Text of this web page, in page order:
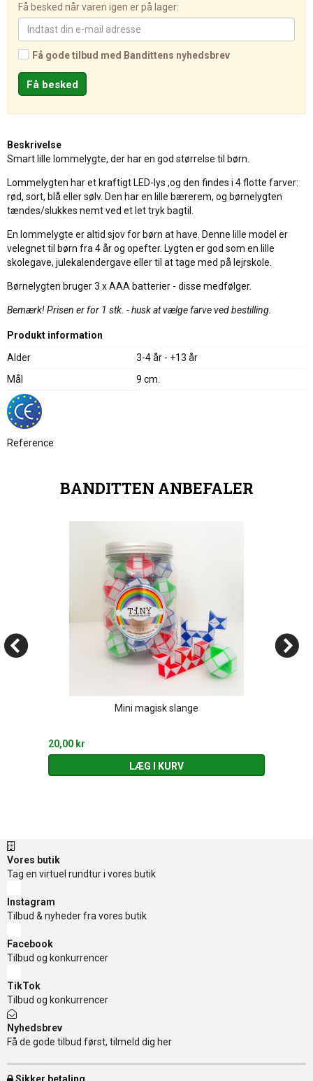
Få besked når varen igen er på lager:
Få gode tilbud med Bandittens nyhedsbrev
Beskrivelse
Smart lille lommelygte, der har en god størrelse til børn.
Lommelygten har et kraftigt LED-lys ,og den findes i 4 flotte farver:
rød, sort, blå eller sølv. Den har en lille bærerem, og børnelygten
tændes/slukkes nemt ved et let tryk bagtil.
En lommelygte er altid sjov for børn at have. Denne lille model er
velegnet til børn fra 4 år og opefter. Lygten er god som en lille
skolegave, julekalendergave eller til at tage med på lejrskole.
Børnelygten bruger 3 x AAA batterier - disse medfølger.
Bemærk! Prisen er for 1 stk. - husk at vælge farve ved bestilling.
Produkt information
Alder
3-4 år - +13 år
Mål
9 cm.
Reference
BANDITTEN ANBEFALER
Mini magisk slange
20,00 kr
LÆG I KURV
Vores butik
Tag en virtuel rundtur i vores butik
Instagram
Tilbud & nyheder fra vores butik
Facebook
Tilbud og konkurrencer
TikTok
Tilbud og konkurrencer
Nyhedsbrev
Få de gode tilbud først, tilmeld dig her